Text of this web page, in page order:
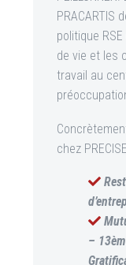
PRACARTIS
politique
de vie et les
travail au
chez
–